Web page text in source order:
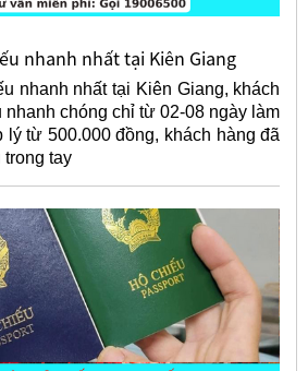
nhanh nhất tại Kiên Giang
nhanh nhất tại Kiên Giang, khách
nhanh chóng chỉ từ 02-08 ngày làm
từ 500.000 đồng, khách hàng đã
trong tay